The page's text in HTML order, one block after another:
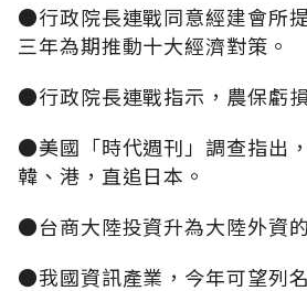
●行政院長連戰同意經建會所
三年為期推動十大經濟對策。
●行政院長連戰指示，農保虧
●美國「時代週刊」調查指出
韓、港，直追日本。
●台商大陸投資升為大陸外資
●我國資訊產業，今年可望列